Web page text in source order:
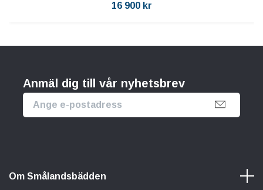
16 900 kr
Anmäl dig till vår nyhetsbrev
Om Smålandsbädden